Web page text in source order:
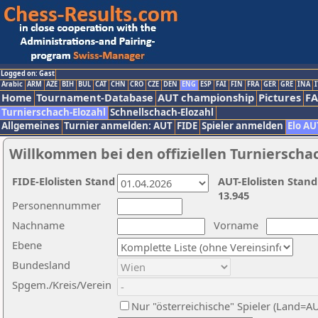
Logged on: Gast
Arabic ARM AZE BIH BUL CAT CHN CRO CZE DEN ENG ESP FAI FIN FRA GER GRE INA
Home Tournament-Database AUT championship Pictures
Turnierschach-Elozahl Schnellschach-Elozahl
Allgemeines Turnier anmelden: AUT FIDE Spieler anmelden Elo
Willkommen bei den offiziellen
Nachname
Vorname
Ebene
Personennummer
Bundesland
Spgem./Kreis/Verein
Nur "österreichische" Spieler
AUT-Elolisten
13.945
FIDE-Elolisten Stand